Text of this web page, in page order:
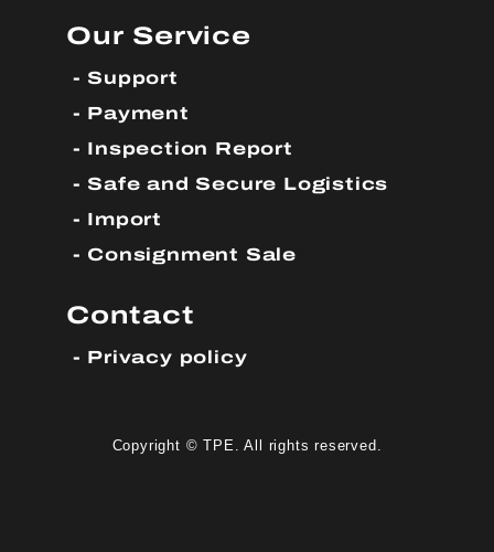
Our Service
Support
Payment
Inspection Report
Safe and Secure Logistics
Import
Consignment Sale
Contact
Privacy policy
Copyright © TPE. All rights reserved.